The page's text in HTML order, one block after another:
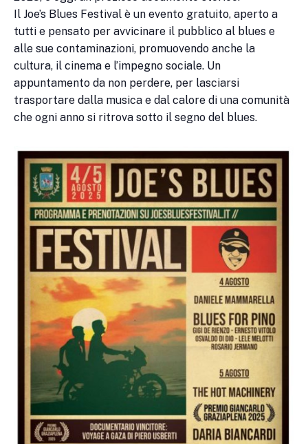
Il Joe’s Blues Festival è un evento gratuito, aperto a
tutti e pensato per avvicinare il pubblico al blues e
alle sue contaminazioni, promuovendo anche la
cultura, il cinema e l’impegno sociale. Un
appuntamento da non perdere, per lasciarsi
trasportare dalla musica e dal calore di una comunità
che ogni anno si ritrova sotto il segno del blues.